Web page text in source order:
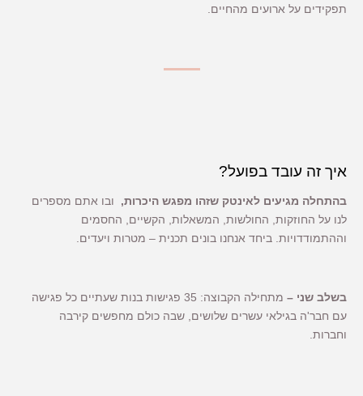
תפקידים על ארועים מהחיים.
איך זה עובד בפועל?
בהתחלה מגיעים לאינטק שזהו מפגש היכרות, ובו אתם מספרים
לנו על החוזקות, החולשות, המשאלות, הקשיים, החסמים
וההתמודדויות. ביחד אנחנו בונים תכנית – מטרות ויעדים.
בשלב שני –
מתחילה הקבוצה: 35 פגישות בנות שעתיים כל פגישה
עם חבר'ה בגילאי עשרים שלושים, שבה כולם מחפשים קירבה
וחברות.